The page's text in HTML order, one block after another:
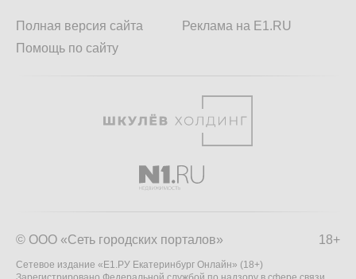
Полная версия сайта
Помощь по сайту
Реклама на E1.RU
18+
© ООО «Сеть городских порталов»
Сетевое издание «Е1.РУ Екатеринбург Онлайн» (18+)